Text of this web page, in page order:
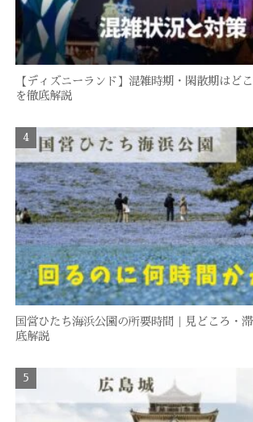
【ディズニーランド】混雑時期・閑散期はど
を徹底解説
国営ひたち海浜公園の所要時間｜見どころ・
底解説